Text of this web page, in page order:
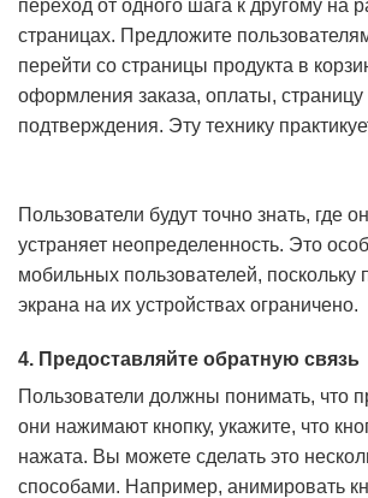
переход от одного шага к другому на
страницах. Предложите
перейти со страницы продукта в
оформления заказа, оплаты, страницу
подтверждения. Эту технику
Пользователи будут точно знать, где
устраняет неопределенность. Это
мобильных пользователей, поскольку
экрана на их устройствах ограничено.
4. Предоставляйте обратную связь
Пользователи должны понимать, что
они нажимают кнопку, укажите, что
нажата. Вы можете сделать это
способами. Например, анимировать